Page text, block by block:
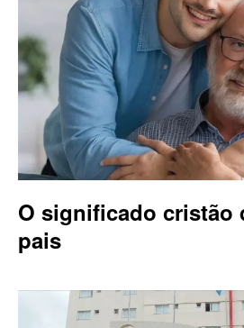
O significado cristão
pais